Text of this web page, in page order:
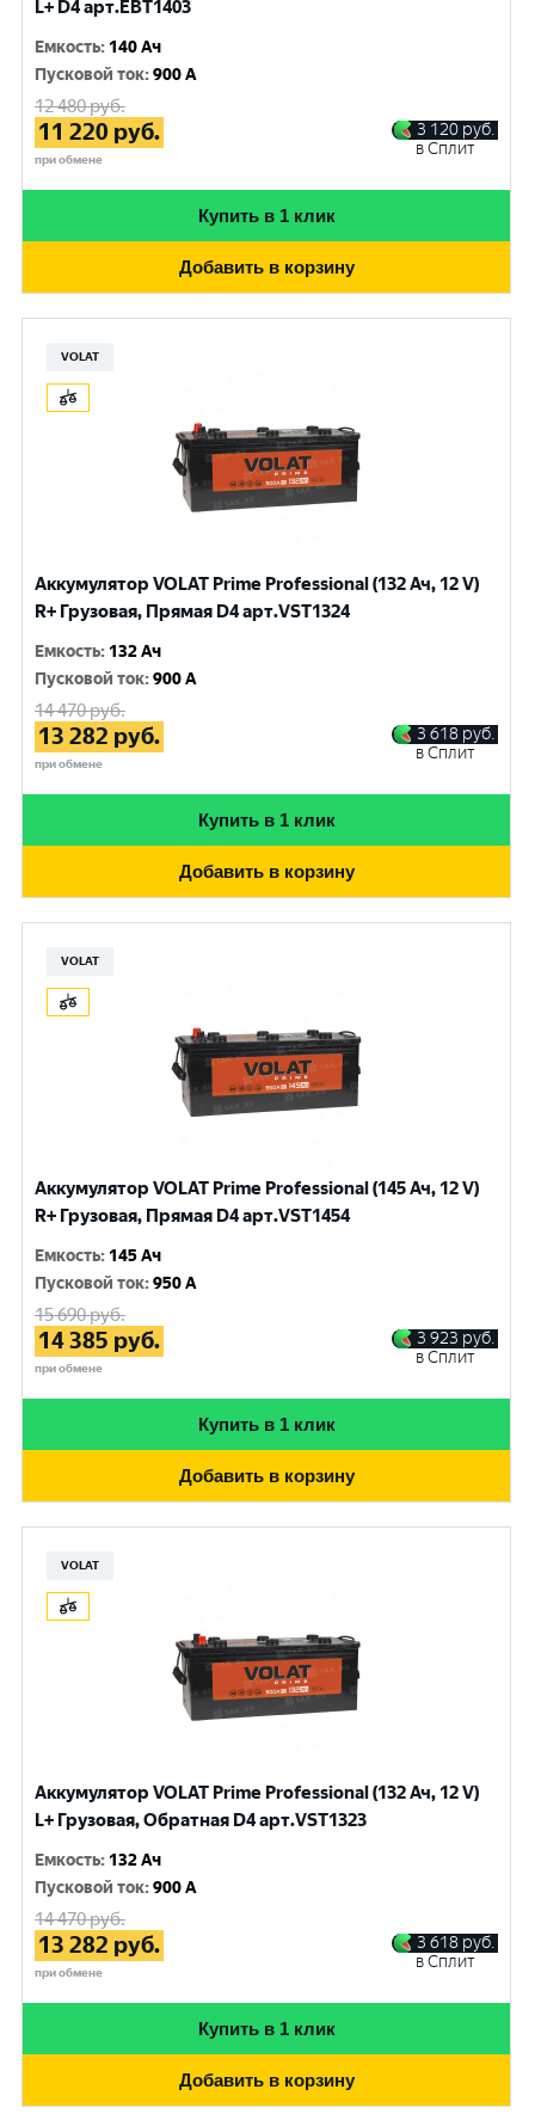
L+ D4 арт.EBT1403
Емкость: 140 Ач
Пусковой ток:900 A
12 480руб.
11 220 руб.
при обмене
3 120 руб.
в Сплит
Купить в 1 клик
Добавить в корзину
VOLAT
Аккумулятор VOLAT Prime Professional (132 Ач, 12 V)
R+ Грузовая, Прямая D4 арт.VST1324
Емкость: 132 Ач
Пусковой ток:900 A
14 470руб.
13 282 руб.
при обмене
3 618 руб.
в Сплит
Купить в 1 клик
Добавить в корзину
VOLAT
Аккумулятор VOLAT Prime Professional (145 Ач, 12 V)
R+ Грузовая, Прямая D4 арт.VST1454
Емкость: 145 Ач
Пусковой ток:950 A
15 690руб.
14 385 руб.
при обмене
3 923 руб.
в Сплит
Купить в 1 клик
Добавить в корзину
VOLAT
Аккумулятор VOLAT Prime Professional (132 Ач, 12 V)
L+ Грузовая, Обратная D4 арт.VST1323
Емкость: 132 Ач
Пусковой ток:900 A
14 470руб.
13 282 руб.
при обмене
3 618 руб.
в Сплит
Купить в 1 клик
Добавить в корзину